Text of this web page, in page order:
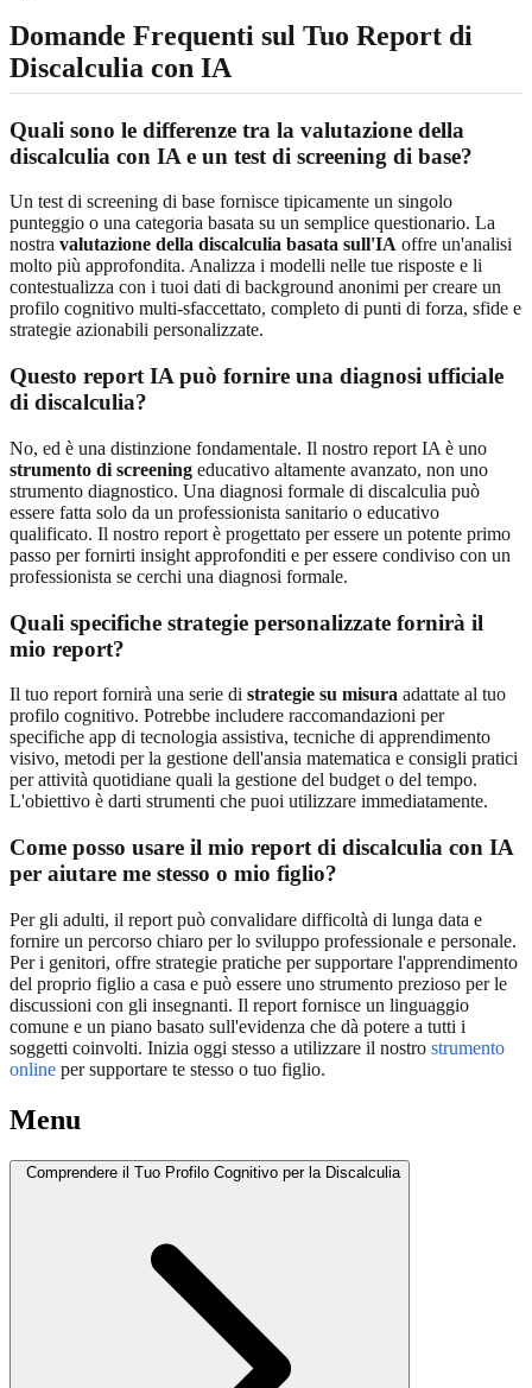
Domande Frequenti sul Tuo Report di
Discalculia con IA
Quali sono le differenze tra la valutazione della
discalculia con IA e un test di screening di base?
Un test di screening di base fornisce tipicamente un singolo
punteggio o una categoria basata su un semplice questionario. La
nostra valutazione della discalculia basata sull'IA offre un'analisi
molto più approfondita. Analizza i modelli nelle tue risposte e li
contestualizza con i tuoi dati di background anonimi per creare un
profilo cognitivo multi-sfaccettato, completo di punti di forza, sfide e
strategie azionabili personalizzate.
Questo report IA può fornire una diagnosi ufficiale
di discalculia?
No, ed è una distinzione fondamentale. Il nostro report IA è uno
strumento di screening educativo altamente avanzato, non uno
strumento diagnostico. Una diagnosi formale di discalculia può
essere fatta solo da un professionista sanitario o educativo
qualificato. Il nostro report è progettato per essere un potente primo
passo per fornirti insight approfonditi e per essere condiviso con un
professionista se cerchi una diagnosi formale.
Quali specifiche strategie personalizzate fornirà il
mio report?
Il tuo report fornirà una serie di strategie su misura adattate al tuo
profilo cognitivo. Potrebbe includere raccomandazioni per
specifiche app di tecnologia assistiva, tecniche di apprendimento
visivo, metodi per la gestione dell'ansia matematica e consigli pratici
per attività quotidiane quali la gestione del budget o del tempo.
L'obiettivo è darti strumenti che puoi utilizzare immediatamente.
Come posso usare il mio report di discalculia con IA
per aiutare me stesso o mio figlio?
Per gli adulti, il report può convalidare difficoltà di lunga data e
fornire un percorso chiaro per lo sviluppo professionale e personale.
Per i genitori, offre strategie pratiche per supportare l'apprendimento
del proprio figlio a casa e può essere uno strumento prezioso per le
discussioni con gli insegnanti. Il report fornisce un linguaggio
comune e un piano basato sull'evidenza che dà potere a tutti i
soggetti coinvolti. Inizia oggi stesso a utilizzare il nostro strumento
online per supportare te stesso o tuo figlio.
Menu
Comprendere il Tuo Profilo Cognitivo per la Discalculia